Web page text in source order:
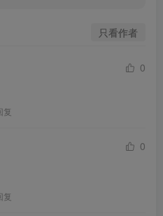
只看作者
0
复
0
复